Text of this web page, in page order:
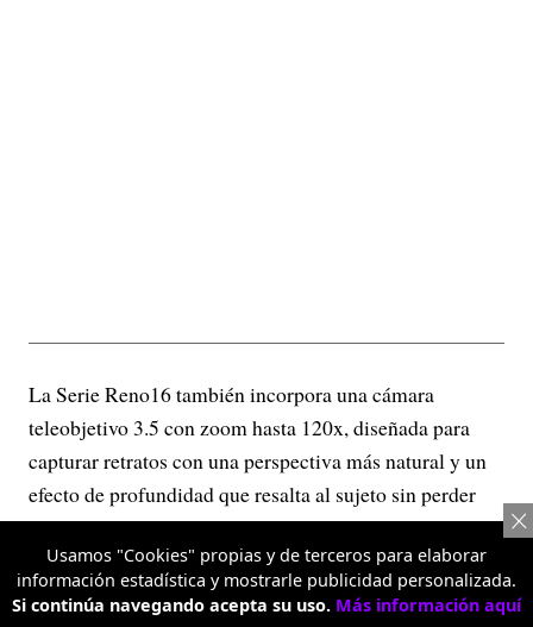
La Serie Reno16 también incorpora una cámara
teleobjetivo 3.5 con zoom hasta 120x, diseñada para
capturar retratos con una perspectiva más natural y un
efecto de profundidad que resalta al sujeto sin perder
detalle. Esta lente permite acercarse a la escena sin
sacrificar calidad, ofreciendo imágenes más nítidas y
versátiles tanto en retratos como en fotografías de
Usamos "Cookies" propias y de terceros para elaborar
información estadística y mostrarle publicidad personalizada.
Si continúa navegando acepta su uso. Más información aquí